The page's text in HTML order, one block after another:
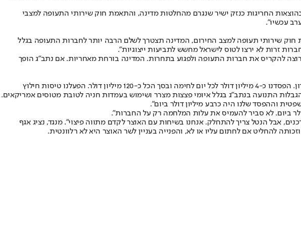
החריגות כנזק ישיר שנגרם מהחלטות מדינה, והתאמת חוק שירותי התעופה למצבי
עכשיו”.
שירותי תעופה למצב החירום, המדינה תצטרך לשלם הרבה יותר לחברות התעופה בגלל
להקריס את חברות התעופה ולפגוע בתחרות. המדינה בורחת מאחריות. אם נתב"ג הופך
נציגי חברות התעופה הציגו נתונים קשים על הפסדים: שלומי זפרני, סמנכ"ל אל על אמר: "ביטלנו כ-1,500 טיסות בחודש האחרון. הפסדנו כ-4 מיליון דולר לכל יום לחימה ובסך הכל כ-120 מיליון דולר. הפעלנו טיסות חילוץ
התנועה בנתב"ג בגלל איומי פצצות מצרר ושימוש בעמדות חניה לטובת מטוסים אמריקאים.
וההפסד שלנו היה כרבע מיליון דולר ביום".
אבל הנטל צריך להתחלק. אנחנו בשיחות עם האוצר לקדם מתווה פיצוי". מנגד, נציג אגף
להחליט אם לחתום עליו או לא, והפנייה בעניין לשר האוצר היא לא רלוונטית.